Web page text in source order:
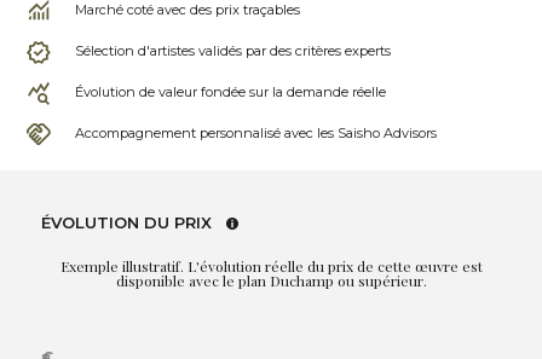
Marché coté avec des prix traçables
Sélection d'artistes validés par des critères experts
Évolution de valeur fondée sur la demande réelle
Accompagnement personnalisé avec les Saisho Advisors
ÉVOLUTION DU PRIX
Exemple illustratif. L'évolution réelle du prix de cette œuvre est
disponible avec le plan Duchamp ou supérieur.